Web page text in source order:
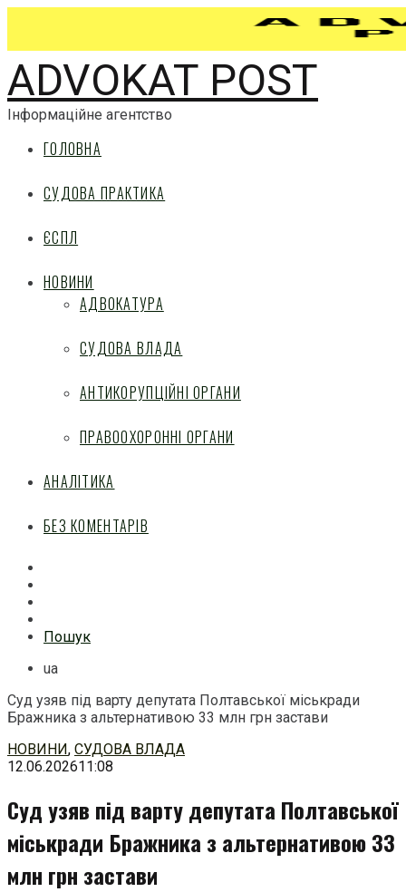
ADVOKAT POST
Інформаційне агентство
ГОЛОВНА
СУДОВА ПРАКТИКА
ЄСПЛ
НОВИНИ
АДВОКАТУРА
СУДОВА ВЛАДА
АНТИКОРУПЦІЙНІ ОРГАНИ
ПРАВООХОРОННІ ОРГАНИ
АНАЛІТИКА
БЕЗ КОМЕНТАРІВ
Пошук
ua
Суд узяв під варту депутата Полтавської міськради
Бражника з альтернативою 33 млн грн застави
Перейти
до
НОВИНИ, СУДОВА ВЛАДА
12.06.202611:08
Суд узяв під варту депутата Полтавської
міськради Бражника з альтернативою 33
млн грн застави